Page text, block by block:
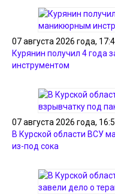
07 августа 2026 года,
Курянин получил 4 года
инструментом
07 августа 2026 года,
В Курской области ВСУ
из-под сока